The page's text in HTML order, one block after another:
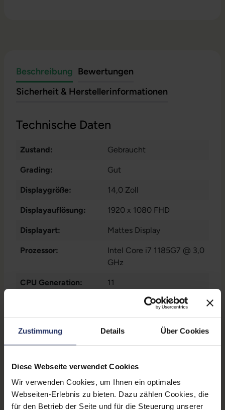
Zustimmung Details Über Cookies
Diese Webseite verwendet Cookies
Wir verwenden Cookies, um Ihnen ein optimales
Webseiten-Erlebnis zu bieten. Dazu zählen Cookies, die
für den Betrieb der Seite und für die Steuerung unserer
Beschreibung Bewertungen
Sicherheit & Herstellerinformationen
Technische Daten
Zustand: Gebraucht
Grading: Gut
Displaygröße: 14,0 Zoll
Displayauflösung: 1920 x 1080 FHD
Displayart: Mattes Display
Prozessor:
Intel Core i7 1185G7 @ 3,0
GHz
CPU Generation: 11
Arbeitsspeicher: 16 GB DDR4
Webcam: Ja
LTE: Ja
Fingerprintreader: Ja